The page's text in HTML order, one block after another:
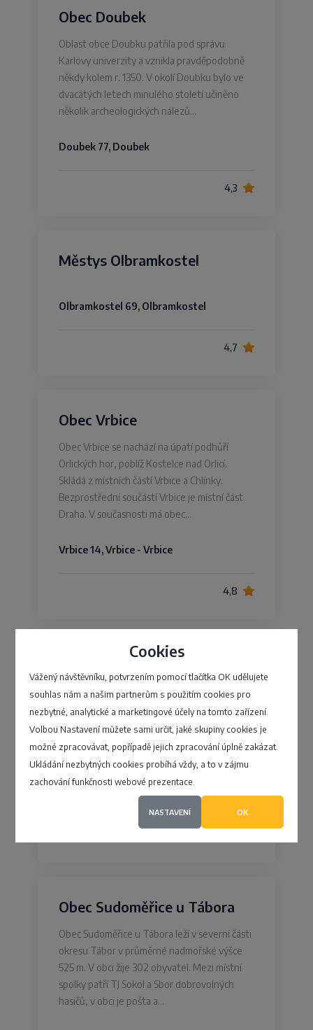
Cookies
Vážený návštěvníku, potvrzením pomocí tlačítka OK udělujete
souhlas nám a našim partnerům s použitím cookies pro
nezbytné, analytické a marketingové účely na tomto zařízení.
Volbou Nastavení můžete sami určit, jaké skupiny cookies je
možné zpracovávat, popřípadě jejich zpracování úplně zakázat.
Ukládání nezbytných cookies probíhá vždy, a to v zájmu
zachování funkčnosti webové prezentace.
NASTAVENÍ OK
Obec Doubek
Oblast obce Doubku patřila pod správu
Karlovy univerzity a vznikla pravděpodobně
někdy kolem r. 1350. V okolí Doubku bylo ve
dvacátých letech minulého století učiněno
několik archeologických nálezů…
Doubek 77, Doubek
4,3
Městys Olbramkostel
Olbramkostel 69, Olbramkostel
4,7
Obec Vrbice
Obec Vrbice se nachází na úpatí podhůří
Orlických hor, poblíž Kostelce nad Orlicí.
Skládá z místních částí Vrbice a Chlínky.
Bezprostřední součástí Vrbice je místní část
Draha. V současnosti má obec…
Vrbice 14, Vrbice - Vrbice
4,8
Obec Vinec se nachází v okrese Mladá
Boleslav. Rozkládá se asi čtyři kilometry
západně od Mladé Boleslavi. Žije zde 285
obyvatel. První písemná zmínka o obci
Obec Sudoměřice u Tábora
Obec Sudoměřice u Tábora leží v severní části
okresu Tábor v průměrné nadmořské výšce
525 m. V obci žije 302 obyvatel. Mezi místní
spolky patří TJ Sokol a Sbor dobrovolných
hasičů, v obci je pošta a…